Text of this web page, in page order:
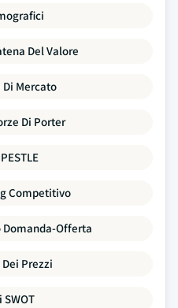
Del Valore
Mercato
Di Porter
Competitivo
Domanda-Offerta
Prezzi